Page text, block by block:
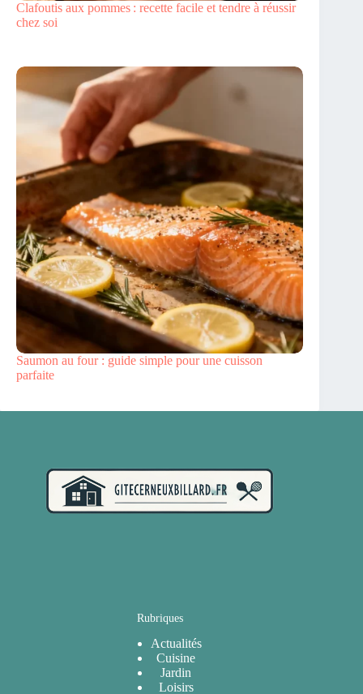
Clafoutis aux pommes : recette facile et tendre à réussir
chez soi
Saumon au four : guide simple pour une cuisson
parfaite
Rubriques
Actualités
Cuisine
Jardin
Loisirs